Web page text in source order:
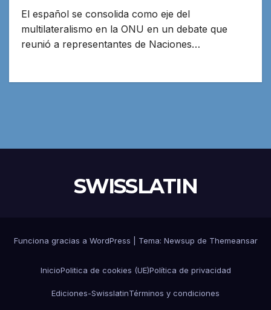
El español se consolida como eje del
multilateralismo en la ONU en un debate que
reunió a representantes de Naciones…
SWISSLATIN
Funciona gracias a WordPress Tema: Newsup de Themeansar
InicioPolitica de cookies (UE)Política de privacidad
Ediciones-SwisslatinTérminos y condiciones